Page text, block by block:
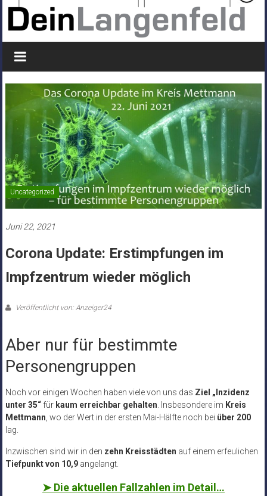
Uncategorized
Juni 22, 2021
Corona Update: Erstimpfungen im
Impfzentrum wieder möglich
Veröffentlicht von: Anzeiger24
Aber nur für bestimmte
Personengruppen
Noch vor einigen Wochen haben viele von uns das Ziel „Inzidenz
unter 35“für kaum erreichbar gehalten. Insbesondere im Kreis
Mettmann, wo der Wert in der ersten Mai-Hälfte noch bei über 200
lag.
Inzwischen sind wir in den zehn Kreisstädten auf einem erfeulichen
Tiefpunkt von 10,9 angelangt.
➤ Die aktuellen Fallzahlen im Detail…